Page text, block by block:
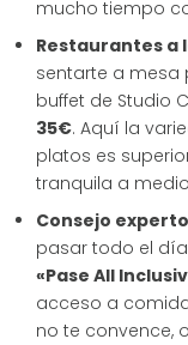
mucho tiempo
Restaurantes
sentarte a mesa
buffet de Studio
35€. Aquí la
platos es
tranquila a
Consejo
pasar todo el
«Pase All
acceso a
no te convence,